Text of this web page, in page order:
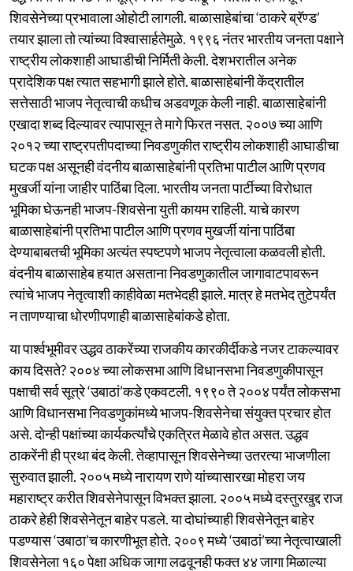
शिवसेनेच्या प्रभावाला ओहोटी लागली. बाळासाहेबांचा ‘ठाकरे ब्रॅण्ड’
तयार झाला तो त्यांच्या विश्वासार्हतेमुळे. १९९६ नंतर भारतीय जनता पक्षाने
राष्ट्रीय लोकशाही आघाडीची निर्मिती केली. देशभरातील अनेक
प्रादेशिक पक्ष त्यात सहभागी झाले होते. बाळासाहेबांनी केंद्रातील
सत्तेसाठी भाजप नेतृत्वाची कधीच अडवणूक केली नाही. बाळासाहेबांनी
एखादा शब्द दिल्यावर त्यापासून ते मागे फिरत नसत. २००७ च्या आणि
२०१२ च्या राष्ट्रपतीपदाच्या निवडणुकीत राष्ट्रीय लोकशाही आघाडीचा
घटक पक्ष असूनही वंदनीय बाळासाहेबांनी प्रतिभा पाटील आणि प्रणव
मुखर्जी यांना जाहीर पाठिंबा दिला. भारतीय जनता पार्टीच्या विरोधात
भूमिका घेऊनही भाजप-शिवसेना युती कायम राहिली. याचे कारण
बाळासाहेबांनी प्रतिभा पाटील आणि प्रणव मुखर्जी यांना पाठिंबा
देण्याबाबतची भूमिका अत्यंत स्पष्टपणे भाजप नेतृत्वाला कळवली होती.
वंदनीय बाळासाहेब हयात असताना निवडणुकातील जागावाटपावरून
त्यांचे भाजप नेतृत्वाशी काहीवेळा मतभेदही झाले. मात्र हे मतभेद तुटेपर्यंत
न ताणण्याचा धोरणीपणाही बाळासाहेबांकडे होता.
या पार्श्वभूमीवर उद्धव ठाकरेंच्या राजकीय कारकीर्दीकडे नजर टाकल्यावर
काय दिसते? २००४ च्या लोकसभा आणि विधानसभा निवडणुकीपासून
पक्षाची सर्व सूत्रे ‘उबाठां’कडे एकवटली. १९९० ते २००४ पर्यंत लोकसभा
आणि विधानसभा निवडणुकांमध्ये भाजप-शिवसेनेचा संयुक्त प्रचार होत
असे. दोन्ही पक्षांच्या कार्यकर्त्यांचे एकत्रित मेळावे होत असत. उद्धव
ठाकरेंनी ही प्रथा बंद केली. तेव्हापासून शिवसेनेच्या उतरत्या भाजणीला
सुरुवात झाली. २००५ मध्ये नारायण राणे यांच्यासारखा मोहरा जय
महाराष्ट्र करीत शिवसेनेपासून विभक्त झाला. २००५ मध्ये दस्तुरखुद्द राज
ठाकरे हेही शिवसेनेतून बाहेर पडले. या दोघांच्याही शिवसेनेतून बाहेर
पडण्यास ‘उबाठा’च कारणीभूत होते. २००९ मध्ये ‘उबाठां’च्या नेतृत्वाखाली
शिवसेनेला १६० पेक्षा अधिक जागा लढवूनही फक्त ४४ जागा मिळाल्या